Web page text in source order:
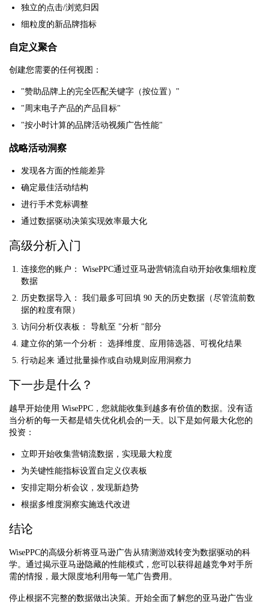
独立的点击/浏览归因
细粒度的新品牌指标
自定义聚合
创建您需要的任何视图：
"赞助品牌上的完全匹配关键字（按位置）"
"周末电子产品的产品目标"
"按小时计算的品牌活动视频广告性能"
战略活动洞察
发现各方面的性能差异
确定最佳活动结构
进行手术竞标调整
通过数据驱动决策实现效率最大化
高级分析入门
连接您的账户：
WisePPC通过亚马逊营销流自动开始收集细粒度
数据
历史数据导入：
我们最多可回填 90 天的历史数据（尽管流前数
据的粒度有限）
访问分析仪表板：
导航至 "分析 "部分
建立你的第一个分析：
选择维度、应用筛选器、可视化结果
行动起来 通过批量操作或自动规则应用洞察力
下一步是什么？
越早开始使用 WisePPC，您就能收集到越多有价值的数据。没有适
当分析的每一天都是错失优化机会的一天。以下是如何最大化您的
投资：
立即开始收集营销流数据，实现最大粒度
为关键性能指标设置自定义仪表板
安排定期分析会议，发现新趋势
根据多维度洞察实施迭代改进
结论
WisePPC的高级分析将亚马逊广告从猜测游戏转变为数据驱动的科
学。通过揭示亚马逊隐藏的性能模式，您可以获得超越竞争对手所
需的情报，最大限度地利用每一笔广告费用。
停止根据不完整的数据做出决策。开始全面了解您的亚马逊广告业